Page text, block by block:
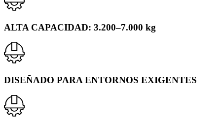
ALTA CAPACIDAD: 3.200–7.000 kg
DISEÑADO PARA ENTORNOS EXIGENTES